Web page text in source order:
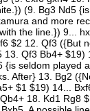
(9. Bg3 Nd5 {is
and more
the line.}) 9...
$2 12. Qf3 ({But
13. Qf3 Bb4+ $19)
{is seldom played
After} 13. Bg2
$1 $19) 14...
18. Kd1 Rg8